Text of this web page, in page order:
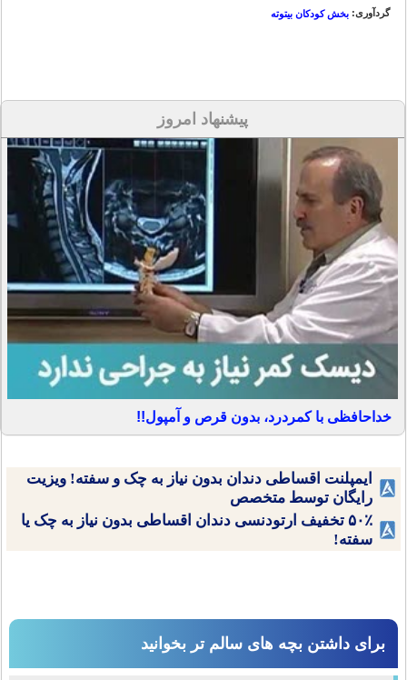
گردآوری: بخش کودکان بیتوته
پیشنهاد امروز
خداحافظی با کمردرد، بدون قرص و آمپول!!
ایمپلنت اقساطی دندان بدون نیاز به چک و سفته! ویزیت
رایگان توسط متخصص
۵۰٪ تخفیف ارتودنسی دندان اقساطی بدون نیاز به چک یا
سفته!
برای داشتن بچه های سالم تر بخوانید